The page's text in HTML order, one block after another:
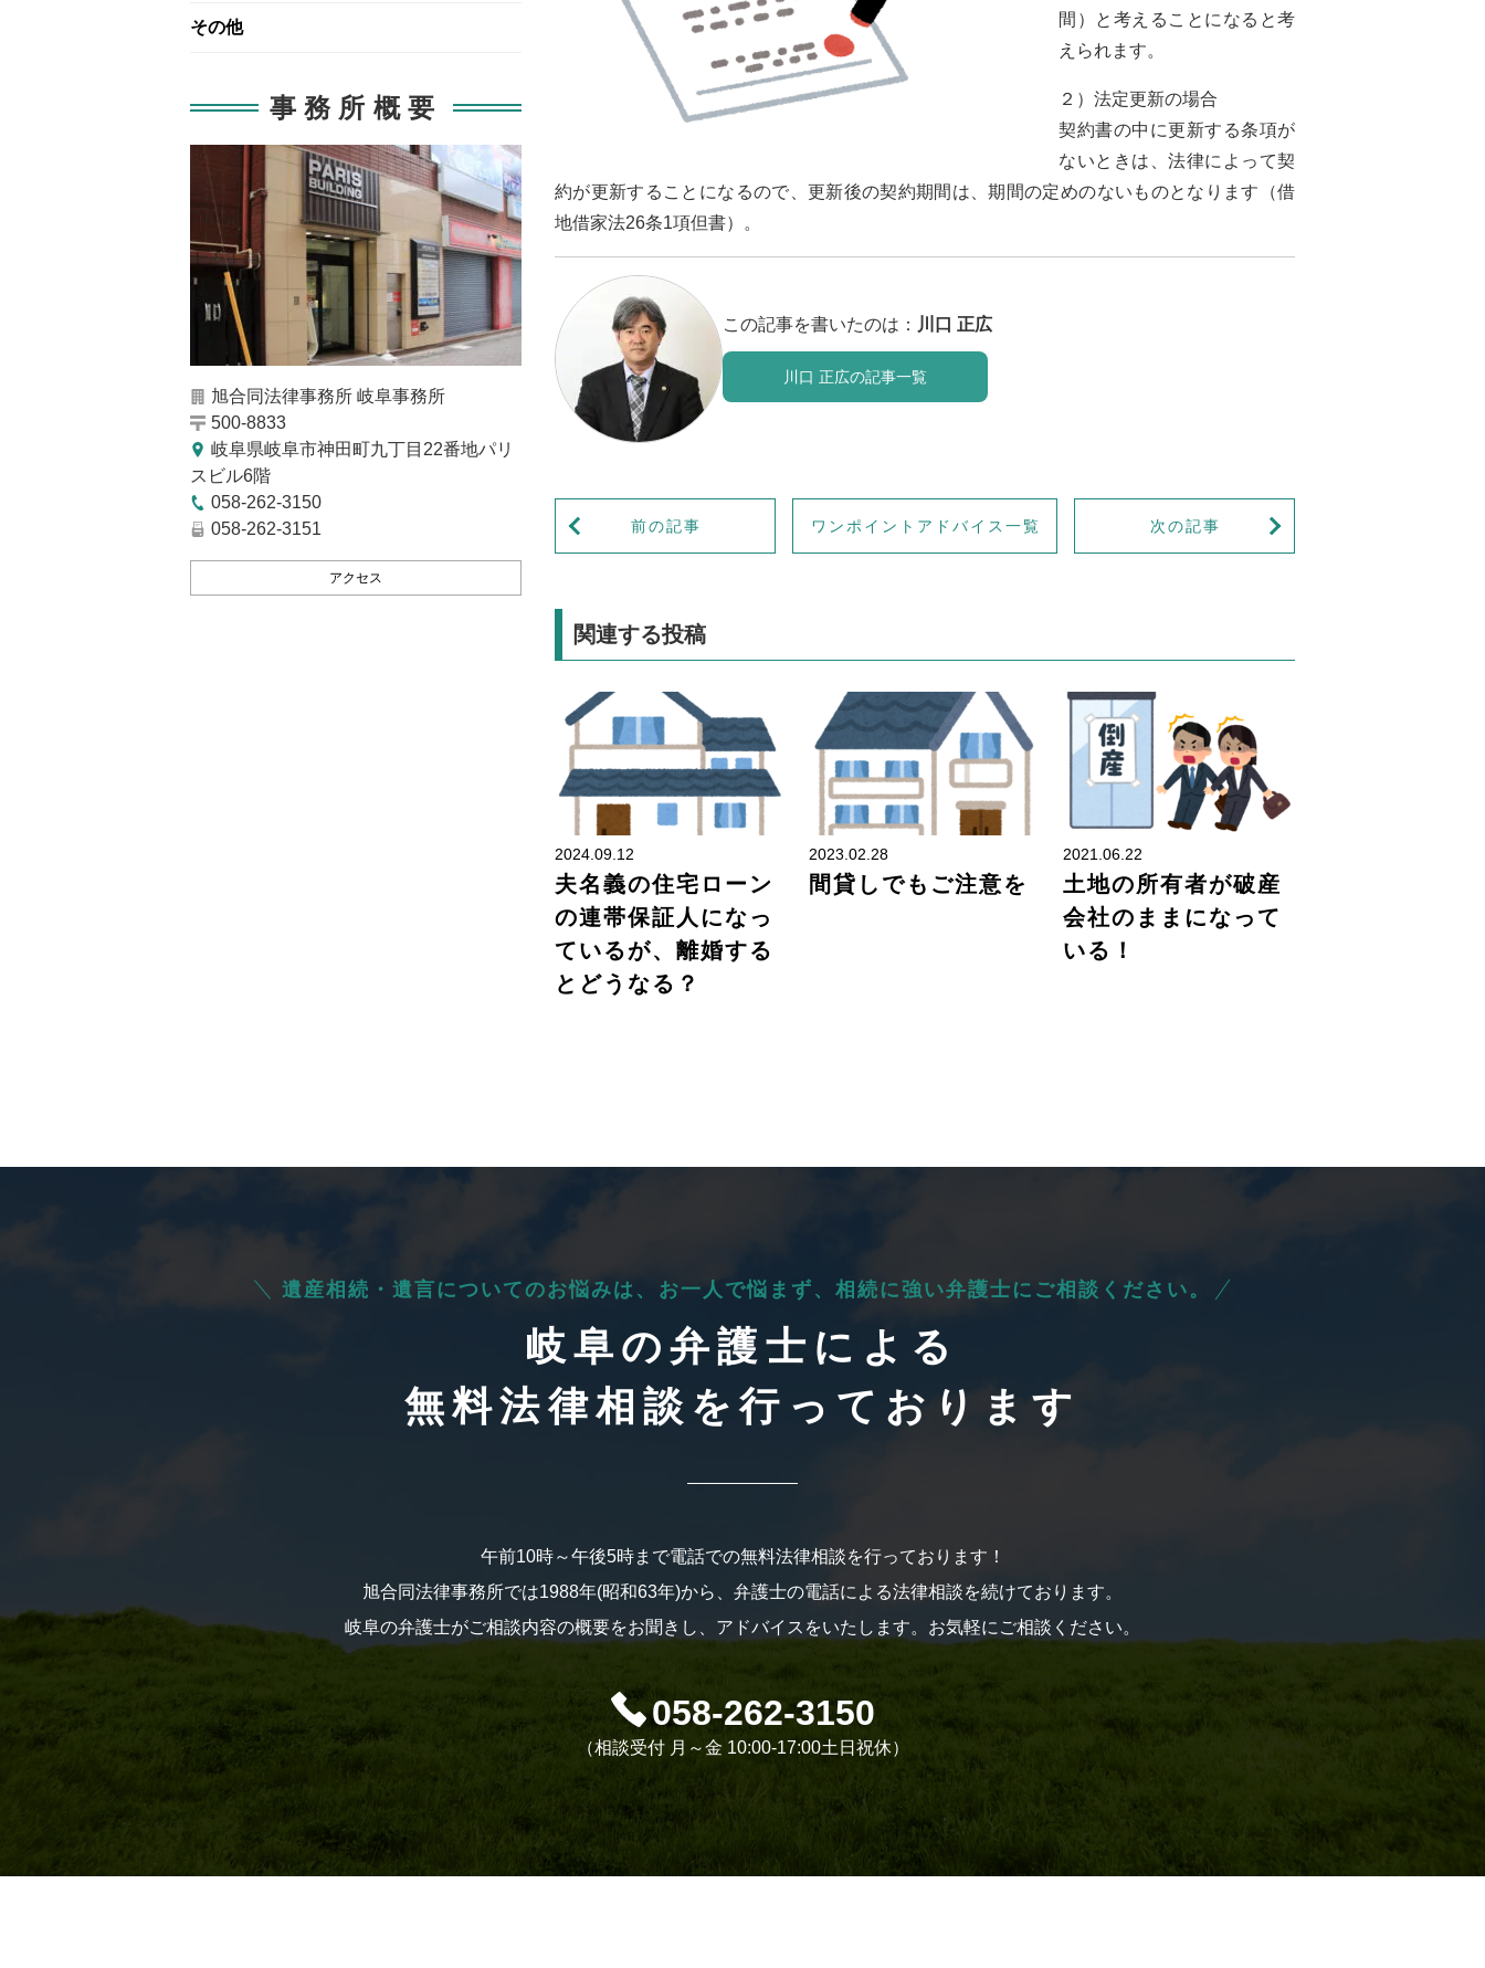
間）と考えることになると考
えられます。
２）法定更新の場合
契約書の中に更新する条項が
ないときは、法律によって契
約が更新することになるので、更新後の契約期間は、期間の定めのないものとなります（借
地借家法26条1項但書）。
この記事を書いたのは： 川口 正広
川口 正広の記事一覧
前の記事 次の記事
ワンポイントアドバイス一覧
関連する投稿
離婚問題
2024.09.12
夫名義の住宅ローン
の連帯保証人になっ
ているが、離婚する
とどうなる？
土地・建物
2023.02.28
間貸しでもご注意を
2021.06.22
土地の所有者が破産
会社のままになって
いる！
その他
事務所概要
旭合同法律事務所 岐阜事務所
500-8833
岐阜県岐阜市神田町九丁目22番地パリ
スビル6階
058-262-3150
058-262-3151
アクセス
遺産相続・遺言についてのお悩みは、 お一人で悩まず、 相続に強い弁護士にご相談ください。
岐阜の弁護士による
無料法律相談を行っております
午前10時～午後5時まで電話での無料法律相談を行っております！
旭合同法律事務所では1988年(昭和63年)から、弁護士の電話による法律相談を続けております。
岐阜の弁護士がご相談内容の概要をお聞きし、アドバイスをいたします。お気軽にご相談ください。
058-262-3150
（相談受付 月～金 10:00-17:00土日祝休）